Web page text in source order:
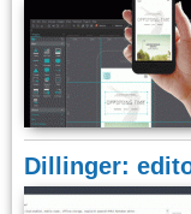
Dillinger: